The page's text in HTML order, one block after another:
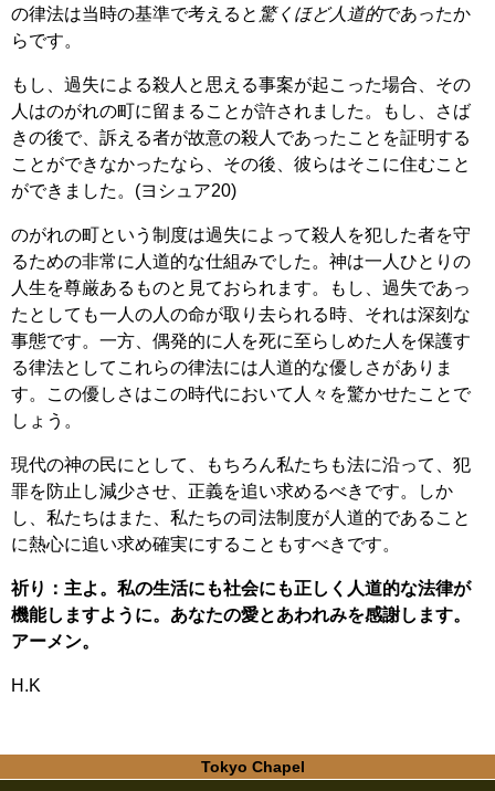
の律法は当時の基準で考えると 驚くほど人道的であったか
らです。
もし、過失による殺人と思える事案が起こった場合、その
人はのがれの町に留まることが許されました。もし、さば
きの後で、訴える者が故意の殺人であったことを証明する
ことができなかったなら、その後、彼らはそこに住むこと
ができました。(ヨシュア20)
のがれの町という制度は過失によって殺人を犯した者を守
るための非常に人道的な仕組みでした。神は一人ひとりの
人生を尊厳あるものと見ておられます。もし、過失であっ
たとしても一人の人の命が取り去られる時、それは深刻な
事態です。一方、偶発的に人を死に至らしめた人を保護す
る律法としてこれらの律法には人道的な優しさがありま
す。この優しさはこの時代において人々を驚かせたことで
しょう。
現代の神の民にとして、もちろん私たちも法に沿って、犯
罪を防止し減少させ、正義を追い求めるべきです。しか
し、私たちはまた、私たちの司法制度が人道的であること
に熱心に追い求め確実にすることもすべきです。
祈り：主よ。私の生活にも社会にも正しく人道的な法律が
機能しますように。あなたの愛とあわれみを感謝します。
アーメン。
H.K
Tokyo Chapel